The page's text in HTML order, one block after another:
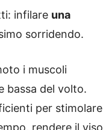
infilare una
sorridendo.
i muscoli
bassa del volto.
per stimolare
rendere il viso